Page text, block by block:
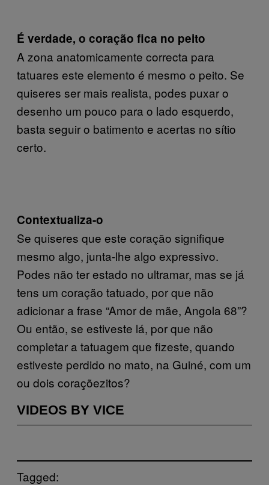
É verdade, o coração fica no peito
A zona anatomicamente correcta para
tatuares este elemento é mesmo o peito. Se
quiseres ser mais realista, podes puxar o
desenho um pouco para o lado esquerdo,
basta seguir o batimento e acertas no sítio
certo.
Contextualiza-o
Se quiseres que este coração signifique
mesmo algo, junta-lhe algo expressivo.
Podes não ter estado no ultramar, mas se já
tens um coração tatuado, por que não
adicionar a frase “Amor de mãe, Angola 68”?
Ou então, se estiveste lá, por que não
completar a tatuagem que fizeste, quando
estiveste perdido no mato, na Guiné, com um
ou dois coraçõezitos?
VIDEOS BY VICE
Tagged: